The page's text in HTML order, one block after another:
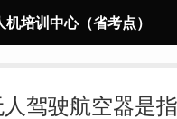
机培训中心（省考点）
驾驶航空器是